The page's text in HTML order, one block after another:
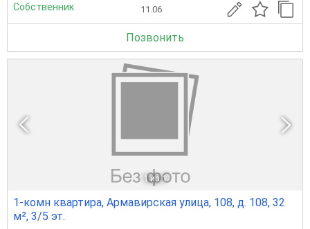
Собственник 11.06
Позвонить
1 из 1
1-комн квартира, Армавирская улица, 108, д. 108, 32
м², 3/5 эт.